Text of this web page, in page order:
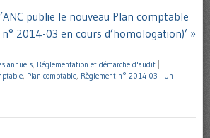
publie le nouveau Plan comptable
2014-03 en cours d’homologation)’ »
annuels Réglementation et démarche d'audit
Plan comptable Règlement n° 2014-03
Un